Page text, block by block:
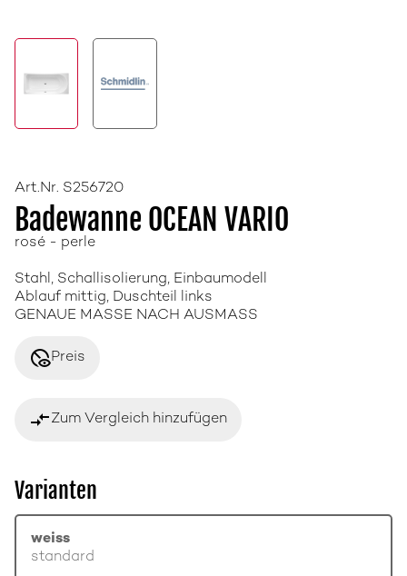
Art.Nr. S256720
Badewanne OCEAN VARIO
rosé - perle
Stahl, Schallisolierung, Einbaumodell
Ablauf mittig, Duschteil links
GENAUE MASSE NACH AUSMASS
disabled_visiblePreis
compare_arrowsZum Vergleich hinzufügen
Varianten
weiss
standard